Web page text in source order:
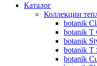
Каталог
Коллекции
botanik
botanik T
botanik
botanik Т
botanik